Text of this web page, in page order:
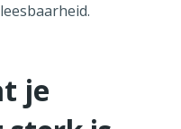
je